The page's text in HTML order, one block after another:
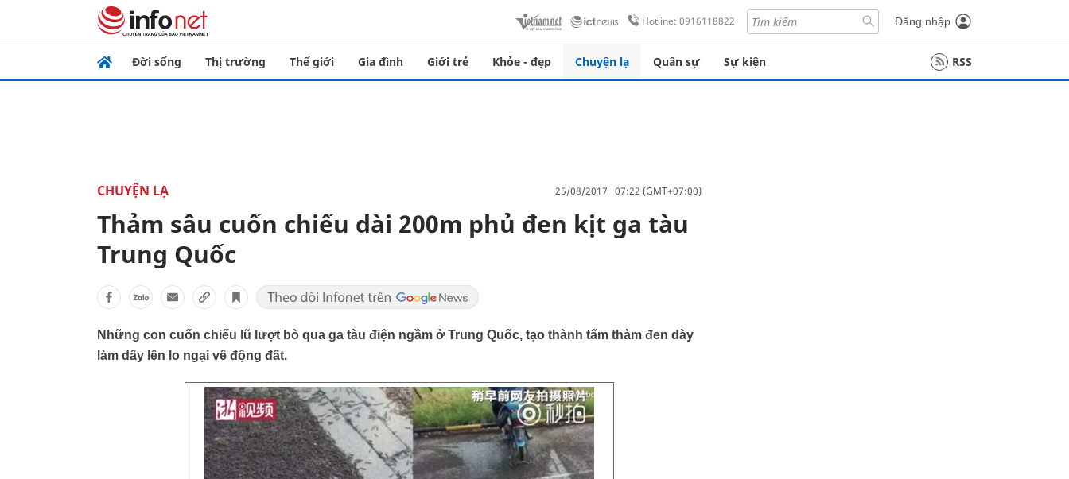
Hotline: 0916118822 Đăng nhập
Đời sống Thị trường Thế giới Gia đình Giới trẻ Khỏe - đẹp Chuyện lạ Quân sự Sự kiện RSS
CHUYỆN LẠ 25/08/2017 07:22 (GMT+07:00)
Thảm sâu cuốn chiếu dài 200m phủ đen kịt ga tàu
Trung Quốc
Những con cuốn chiếu lũ lượt bò qua ga tàu điện ngầm ở Trung Quốc, tạo thành tấm thảm đen dày
làm dấy lên lo ngại về động đất.